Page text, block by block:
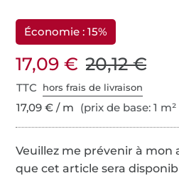
Économie : 15%
17,09 € 20,12 €
TTC hors frais de livraison
17,09 € / m (prix de base: 1 m²
Veuillez me prévenir à mon
que cet article sera